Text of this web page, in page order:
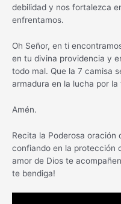
debilidad y nos fortalezca
enfrentamos.
Oh Señor, en ti
en tu divina providencia y
todo mal. Que la 7 camisa
armadura en la lucha por la
Amén.
Recita la Poderosa
confiando en la protección
amor de Dios te
te bendiga!